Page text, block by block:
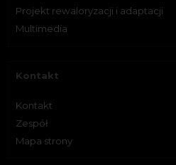
Projekt rewaloryzacji i adaptacji
Multimedia
Kontakt
Kontakt
Zespół
Mapa strony